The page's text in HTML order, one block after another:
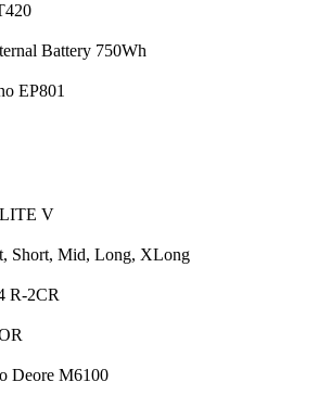
Battery 750Wh
EP801
V
Short, Mid, Long, XLong
R-2CR
Deore M6100